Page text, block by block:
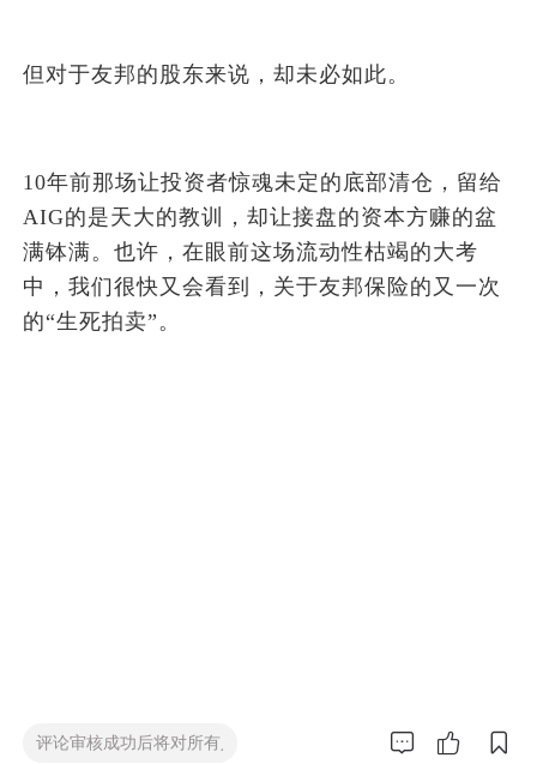
但对于友邦的股东来说，却未必如此。
10年前那场让投资者惊魂未定的底部清仓，留给
AIG的是天大的教训，却让接盘的资本方赚的盆
满钵满。也许，在眼前这场流动性枯竭的大考
中，我们很快又会看到，关于友邦保险的又一次
的“生死拍卖”。
  